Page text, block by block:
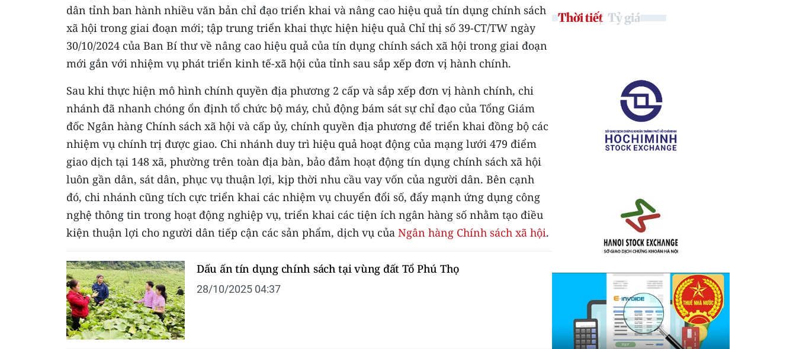
dân tỉnh ban hành nhiều văn bản chỉ đạo triển khai và nâng cao hiệu quả tín dụng chính sách
xã hội trong giai đoạn mới; tập trung triển khai thực hiện hiệu quả Chỉ thị số 39-CT/TW ngày
30/10/2024 của Ban Bí thư về nâng cao hiệu quả của tín dụng chính sách xã hội trong giai đoạn
mới gắn với nhiệm vụ phát triển kinh tế-xã hội của tỉnh sau sắp xếp đơn vị hành chính.
Sau khi thực hiện mô hình chính quyền địa phương 2 cấp và sắp xếp đơn vị hành chính, chi
nhánh đã nhanh chóng ổn định tổ chức bộ máy, chủ động bám sát sự chỉ đạo của Tổng Giám
đốc Ngân hàng Chính sách xã hội và cấp ủy, chính quyền địa phương để triển khai đồng bộ các
nhiệm vụ chính trị được giao. Chi nhánh duy trì hiệu quả hoạt động của mạng lưới 479 điểm
giao dịch tại 148 xã, phường trên toàn địa bàn, bảo đảm hoạt động tín dụng chính sách xã hội
luôn gần dân, sát dân, phục vụ thuận lợi, kịp thời nhu cầu vay vốn của người dân. Bên cạnh
đó, chi nhánh cũng tích cực triển khai các nhiệm vụ chuyển đổi số, đẩy mạnh ứng dụng công
nghệ thông tin trong hoạt động nghiệp vụ, triển khai các tiện ích ngân hàng số nhằm tạo điều
kiện thuận lợi cho người dân tiếp cận các sản phẩm, dịch vụ của Ngân hàng Chính sách xã hội.
Dấu ấn tín dụng chính sách tại vùng đất Tổ Phú Thọ
28/10/2025 04:37
Thời tiết Tỷ giá